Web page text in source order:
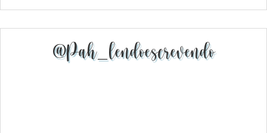
@pah_lendoescrevendo